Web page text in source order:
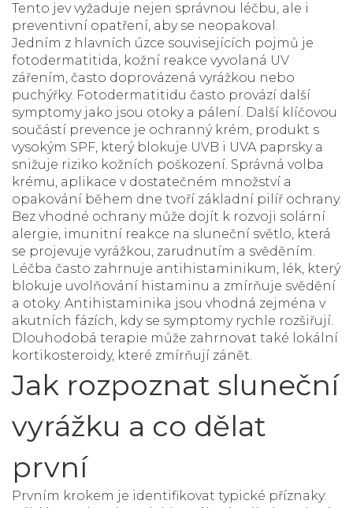
Tento jev vyžaduje nejen správnou léčbu, ale i
preventivní opatření, aby se neopakoval.
Jedním z hlavních úzce souvisejících pojmů je
fotodermatitida, kožní reakce vyvolaná UV
zářením, často doprovázená vyrážkou nebo
puchýřky. Fotodermatitidu často provází další
symptomy jako jsou otoky a pálení. Další klíčovou
součástí prevence je ochranný krém, produkt s
vysokým SPF, který blokuje UVB i UVA paprsky a
snižuje riziko kožních poškození. Správná volba
krému, aplikace v dostatečném množství a
opakování během dne tvoří základní pilíř ochrany.
Bez vhodné ochrany může dojít k rozvoji solární
alergie, imunitní reakce na sluneční světlo, která
se projevuje vyrážkou, zarudnutím a svěděním.
Léčba často zahrnuje antihistaminikum, lék, který
blokuje uvolňování histaminu a zmírňuje svědění
a otoky. Antihistaminika jsou vhodná zejména v
akutních fázích, kdy se symptomy rychle rozšiřují.
Dlouhodobá terapie může zahrnovat také lokální
kortikosteroidy, které zmírňují zánět.
Jak rozpoznat sluneční
vyrážku a co dělat
první
Prvním krokem je identifikovat typické příznaky: